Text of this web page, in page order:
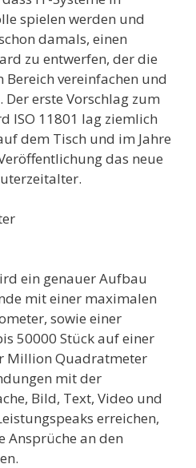
spielen werden und
damals, einen
zu entwerfen, der die
vereinfachen und
erste Vorschlag zum
ISO 11801 lag ziemlich
dem Tisch und im Jahre
das neue
ein genauer Aufbau
mit einer maximalen
sowie einer
50000 Stück auf einer
Million Quadratmeter
mit der
Bild, Text, Video und
erreichen,
Ansprüche an den